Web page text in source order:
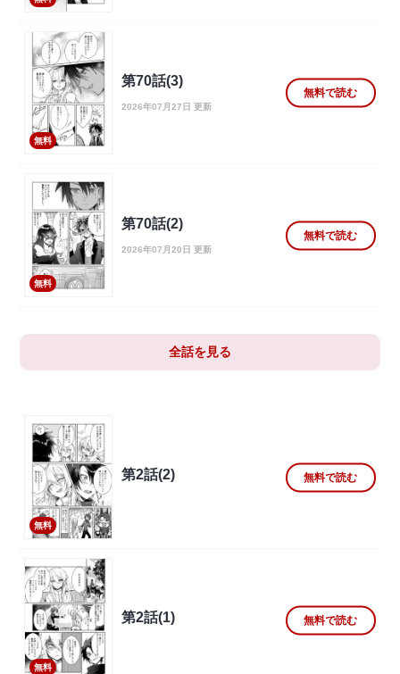
無料
第70話(3)
2026年07月27日 更新
無料で読む
無料
第70話(2)
2026年07月20日 更新
無料で読む
全話を見る
無料
第2話(2) 無料で読む
無料
第2話(1) 無料で読む